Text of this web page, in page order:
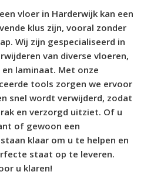
vloer in Harderwijk kan een
klus zijn, vooral zonder
Wij zijn gespecialiseerd in
van diverse vloeren,
laminaat. Met onze
tools zorgen we ervoor
snel wordt verwijderd, zodat
en verzorgd uitziet. Of u
of gewoon een
klaar om u te helpen en
staat op te leveren.
u klaren!